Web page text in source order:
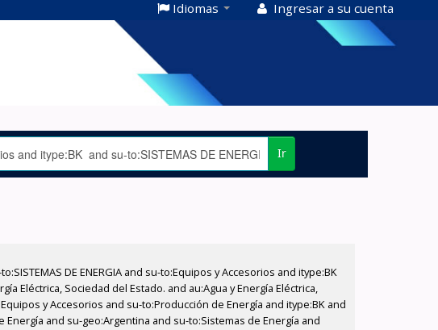
Idiomas Ingresar a su cuenta
Ir
DE ENERGIA and su-to:Equipos y Accesorios and itype:BK
Eléctrica, Sociedad del Estado. and au:Agua y Energía Eléctrica,
y Accesorios and su-to:Producción de Energía and itype:BK and
and su-geo:Argentina and su-to:Sistemas de Energía and